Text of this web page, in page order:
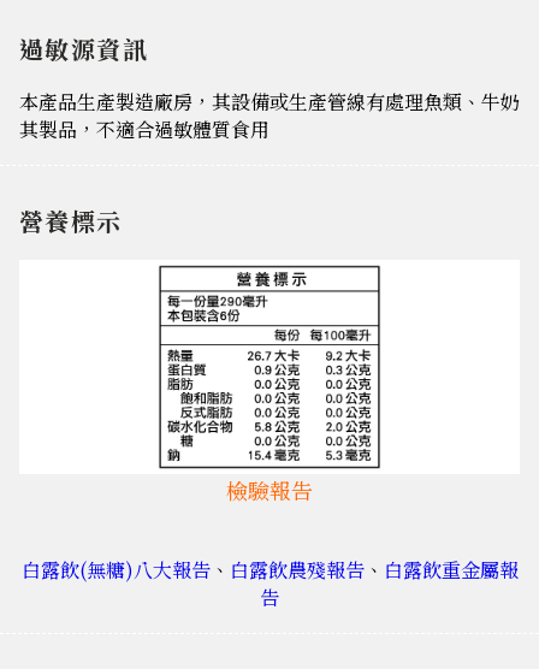
過敏源資訊
本產品生產製造廠房，其設備或生產管線有處理魚類、牛奶
其製品，不適合過敏體質食用
營養標示
檢驗報告
白露飲(無糖)八大報告、 白露飲農殘報告、 白露飲重金屬報
告